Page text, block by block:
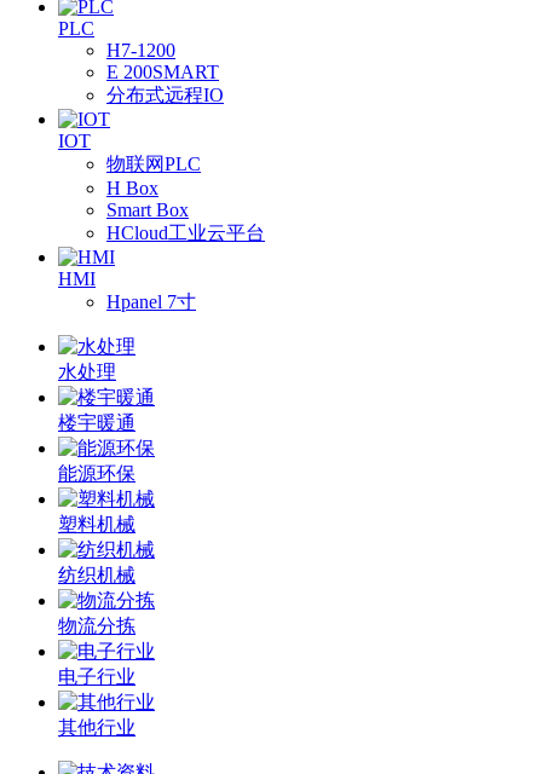
PLC
H7-1200
E 200SMART
分布式远程IO
IOT
物联网PLC
H Box
Smart Box
HCloud工业云平台
HMI
Hpanel 7寸
水处理
楼宇暖通
能源环保
塑料机械
纺织机械
物流分拣
电子行业
其他行业